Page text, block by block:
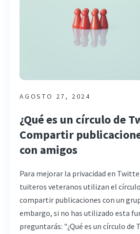
AGOSTO 27, 2024
¿Qué es un círculo de
Compartir
con amigos
Para mejorar la privacidad en
tuiteros veteranos utilizan el
compartir publicaciones con un
embargo, si no has utilizado esta
preguntarás: "¿Qué es un círculo de